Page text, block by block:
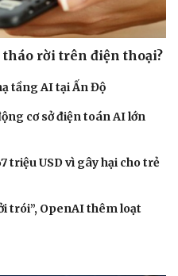
rời trên điện thoại?
tầng AI tại Ấn Độ
cơ sở điện toán AI lớn
triệu USD vì gây hại cho trẻ
trói”, OpenAI thêm loạt